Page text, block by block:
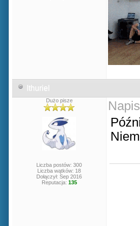
Ithuriel
Dużo pisze
Liczba postów: 300
Liczba wątków: 18
Dołączył: Sep 2016
Reputacja: 135